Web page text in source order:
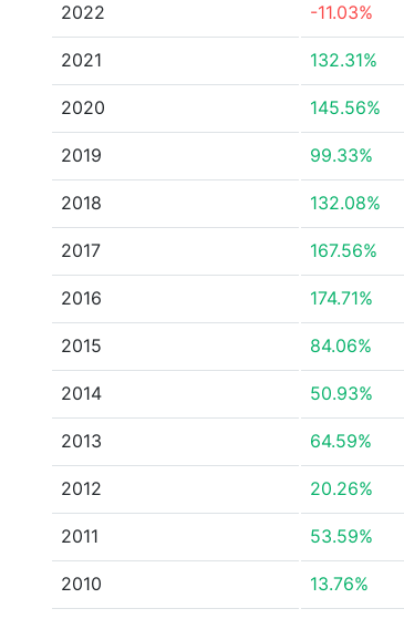
2022 -11.03%
2021 132.31%
2020 145.56%
2019 99.33%
2018 132.08%
2017 167.56%
2016 174.71%
2015 84.06%
2014 50.93%
2013 64.59%
2012 20.26%
2011 53.59%
2010 13.76%